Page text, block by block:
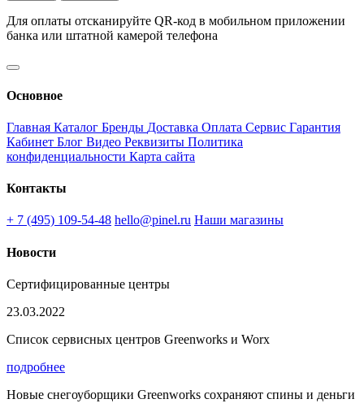
Для оплаты отсканируйте QR-код в мобильном приложении
банка или штатной камерой телефона
Основное
Главная Каталог Бренды Доставка Оплата Сервис Гарантия
Кабинет Блог Видео Реквизиты Политика
конфиденциальности Карта сайта
Контакты
+ 7 (495) 109-54-48 hello@pinel.ru Наши магазины
Новости
Сертифицированные центры
23.03.2022
Список сервисных центров Greenworks и Worx
подробнее
Новые снегоуборщики Greenworks сохраняют спины и деньги